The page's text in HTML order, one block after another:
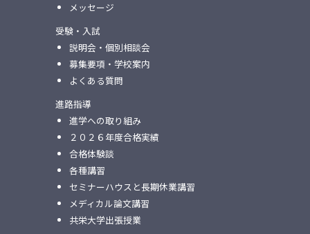
メッセージ
受験・入試
説明会・個別相談会
募集要項・学校案内
よくある質問
進路指導
進学への取り組み
２０２６年度合格実績
合格体験談
各種講習
セミナーハウスと⻑期休業講習
メディカル論⽂講習
共栄⼤学出張授業